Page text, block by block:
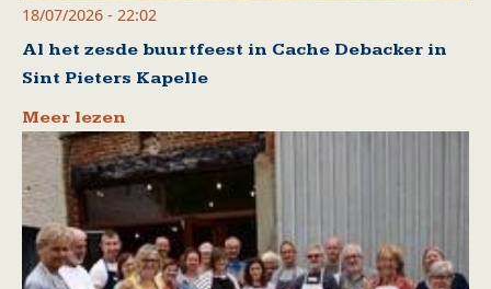
18/07/2026 - 22:02
Al het zesde buurtfeest in Cache Debacker in
Sint Pieters Kapelle
Meer lezen